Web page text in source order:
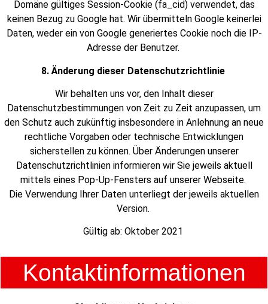
Domäne gültiges Session-Cookie (fa_cid) verwendet, das
keinen Bezug zu Google hat. Wir übermitteln Google keinerlei
Daten, weder ein von Google generiertes Cookie noch die IP-
Adresse der Benutzer.
8. Änderung dieser Datenschutzrichtlinie
Wir behalten uns vor, den Inhalt dieser
Datenschutzbestimmungen von Zeit zu Zeit anzupassen, um
den Schutz auch zukünftig insbesondere in Anlehnung an neue
rechtliche Vorgaben oder technische Entwicklungen
sicherstellen zu können. Über Änderungen unserer
Datenschutzrichtlinien informieren wir Sie jeweils aktuell
mittels eines Pop-Up-Fensters auf unserer Webseite.
Die Verwendung Ihrer Daten unterliegt der jeweils aktuellen
Version.
Gültig ab: Oktober 2021
Kontaktinformationen